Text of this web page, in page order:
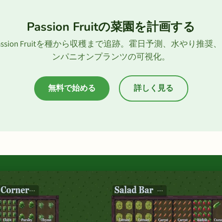
Passion Fruitの菜園を計画する
Fruitを種から収穫まで追跡。霍日予測、水やり推奨
ンパニオンプランツの可視化。
無料で始める 詳しく見る